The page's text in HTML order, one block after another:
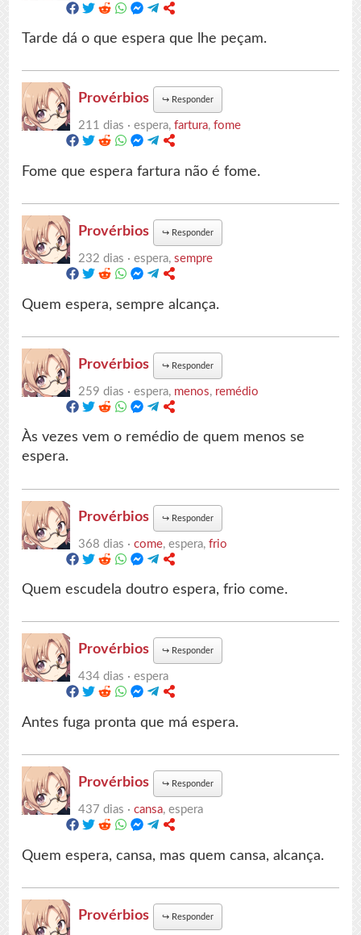
Tarde dá o que espera que lhe peçam.
Provérbios ↪ Responder
211 dias ·espera,fartura,fome
Fome que espera fartura não é fome.
Provérbios ↪ Responder
232 dias ·espera,sempre
Quem espera, sempre alcança.
Provérbios ↪ Responder
259 dias ·espera, menos, remédio
Às vezes vem o remédio de quem menos se
espera.
Provérbios ↪ Responder
368 dias ·come, espera,frio
Quem escudela doutro espera, frio come.
Provérbios ↪ Responder
434 dias ·espera
Antes fuga pronta que má espera.
Provérbios ↪ Responder
437 dias ·cansa, espera
Quem espera, cansa, mas quem cansa, alcança.
Provérbios ↪ Responder